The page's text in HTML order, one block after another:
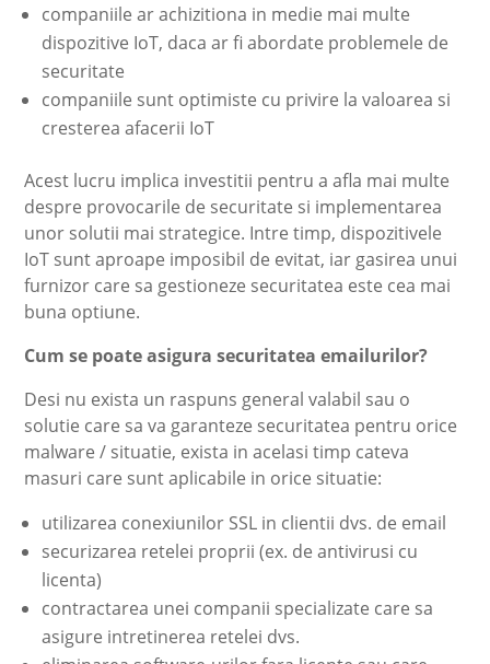
companiile ar achizitiona in medie mai multe
dispozitive IoT, daca ar fi abordate problemele de
securitate
companiile sunt optimiste cu privire la valoarea si
cresterea afacerii IoT
Acest lucru implica investitii pentru a afla mai multe
despre provocarile de securitate si implementarea
unor solutii mai strategice. Intre timp, dispozitivele
IoT sunt aproape imposibil de evitat, iar gasirea unui
furnizor care sa gestioneze securitatea este cea mai
buna optiune.
Cum se poate asigura securitatea emailurilor?
Desi nu exista un raspuns general valabil sau o
solutie care sa va garanteze securitatea pentru orice
malware / situatie, exista in acelasi timp cateva
masuri care sunt aplicabile in orice situatie:
utilizarea conexiunilor SSL in clientii dvs. de email
securizarea retelei proprii (ex. de antivirusi cu
licenta)
contractarea unei companii specializate care sa
asigure intretinerea retelei dvs.